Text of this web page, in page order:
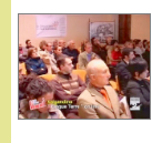
i
n